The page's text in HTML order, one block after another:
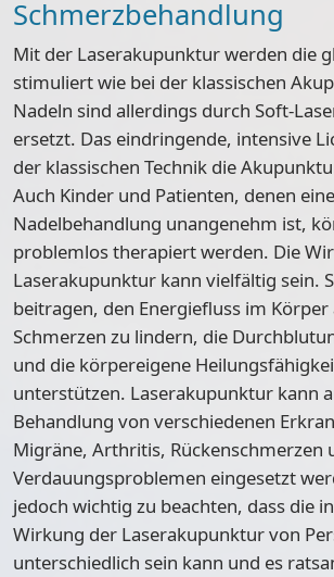
Schmerzbehandlung
Mit der Laserakupunktur werden die
stimuliert wie bei der klassischen
Nadeln sind allerdings durch Soft-
ersetzt. Das eindringende, intensive
der klassischen Technik die
Auch Kinder und Patienten, denen eine
Nadelbehandlung unangenehm ist,
problemlos therapiert werden. Die
Laserakupunktur kann vielfältig sein.
beitragen, den Energiefluss im Körper
Schmerzen zu lindern, die
und die körpereigene
unterstützen. Laserakupunktur kann
Behandlung von verschiedenen
Migräne, Arthritis, Rückenschmerzen
Verdauungsproblemen eingesetzt
jedoch wichtig zu beachten, dass die
Wirkung der Laserakupunktur von
unterschiedlich sein kann und es